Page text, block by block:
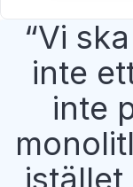
Vi
inte
inte
istället